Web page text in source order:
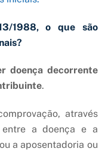
1988, o que são
doença decorrente
.
através
a doença e a
a aposentadoria ou